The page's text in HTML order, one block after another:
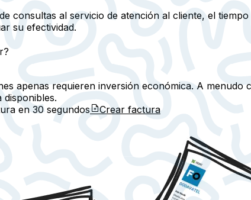
consultas al servicio de atención al cliente, el
su efectividad.
apenas requieren inversión económica. A
disponibles.
en 30 segundos Crear factura